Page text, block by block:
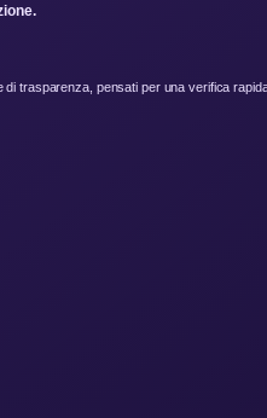
di trasparenza, pensati per una verifica